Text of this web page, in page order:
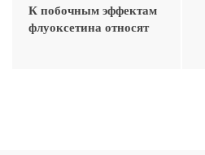
К побочным эффектам
флуоксетина относят